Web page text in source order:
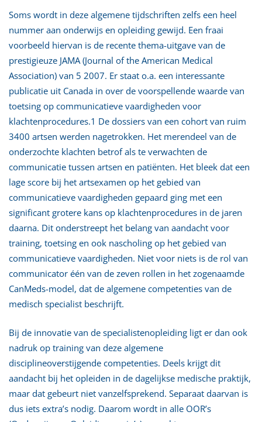
Soms wordt in deze algemene tijdschriften zelfs een heel
nummer aan onderwijs en opleiding gewijd. Een fraai
voorbeeld hiervan is de recente thema-uitgave van de
prestigieuze JAMA (Journal of the American Medical
Association) van 5 2007. Er staat o.a. een interessante
publicatie uit Canada in over de voorspellende waarde van
toetsing op communicatieve vaardigheden voor
klachtenprocedures.1 De dossiers van een cohort van ruim
3400 artsen werden nagetrokken. Het merendeel van de
onderzochte klachten betrof als te verwachten de
communicatie tussen artsen en patiënten. Het bleek dat een
lage score bij het artsexamen op het gebied van
communicatieve vaardigheden gepaard ging met een
significant grotere kans op klachtenprocedures in de jaren
daarna. Dit onderstreept het belang van aandacht voor
training, toetsing en ook nascholing op het gebied van
communicatieve vaardigheden. Niet voor niets is de rol van
communicator één van de zeven rollen in het zogenaamde
CanMeds-model, dat de algemene competenties van de
medisch specialist beschrijft.
Bij de innovatie van de specialistenopleiding ligt er dan ook
nadruk op training van deze algemene
disciplineoverstijgende competenties. Deels krijgt dit
aandacht bij het opleiden in de dagelijkse medische praktijk,
maar dat gebeurt niet vanzelfsprekend. Separaat daarvan is
dus iets extra’s nodig. Daarom wordt in alle OOR’s